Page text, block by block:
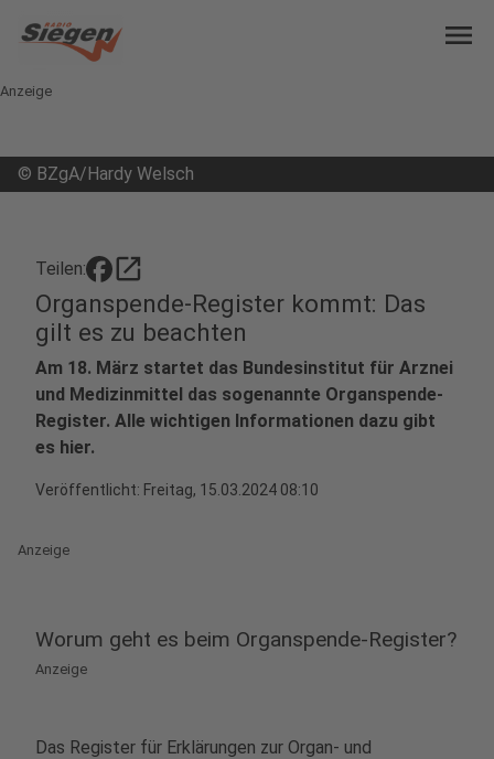
menu
Anzeige
© BZgA/Hardy Welsch
Teilen: open_in_new
Organspende-Register kommt: Das
gilt es zu beachten
Am 18. März startet das Bundesinstitut für Arznei
und Medizinmittel das sogenannte Organspende-
Register. Alle wichtigen Informationen dazu gibt
es hier.
Veröffentlicht: Freitag, 15.03.2024 08:10
Anzeige
Worum geht es beim Organspende-Register?
Anzeige
Das Register für Erklärungen zur Organ- und